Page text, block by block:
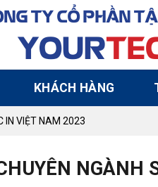
TY CỔ PHẦN
YOUR
KHÁCH HÀNG
IN VIỆT NAM 2023
NGÀNH